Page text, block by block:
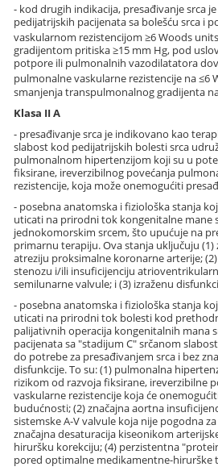
- kod drugih indikacija, presađivanje srca
pedijatrijskih pacijenata sa bolešću srca i
vaskularnom rezistencijom ≥6 Woods
gradijentom pritiska ≥15 mm Hg, pod
potpore ili pulmonalnih vazodilatatora
pulmonalne vaskularne rezistencije na ≤6
smanjenja transpulmonalnog gradijenta
Klasa II A
- presađivanje srca je indikovano kao
slabost kod pedijatrijskih bolesti srca
pulmonalnom hipertenzijom koji su u
fiksirane, ireverzibilnog povećanja
rezistencije, koja može onemogućiti
- posebna anatomska i fiziološka stanja
uticati na prirodni tok kongenitalne mane
jednokomorskim srcem, što upućuje na
primarnu terapiju. Ova stanja uključuju (1)
atreziju proksimalne koronarne arterije;
stenozu i/ili insuficijenciju
semilunarne valvule; i (3) izraženu
- posebna anatomska i fiziološka stanja
uticati na prirodni tok bolesti kod
palijativnih operacija kongenitalnih mana
pacijenata sa "stadijum C" srčanom
do potrebe za presađivanjem srca i bez
disfunkcije. To su: (1) pulmonalna
rizikom od razvoja fiksirane, ireverzibilne
vaskularne rezistencije koja će
budućnosti; (2) značajna aortna
sistemske A-V valvule koja nije pogodna
značajna desaturacija kiseonikom
hiruršku korekciju; (4) perzistentna
pored optimalne medikamentne-hirurške